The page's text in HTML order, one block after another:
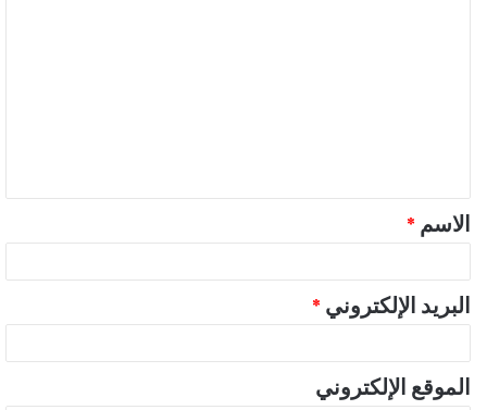
ق
*
الاسم *
البريد الإلكتروني *
الموقع الإلكتروني